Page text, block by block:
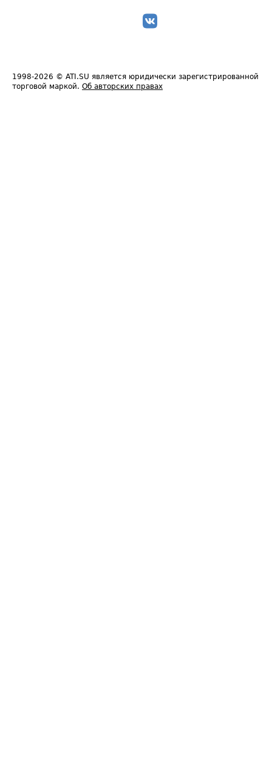
1998-2026 © ATI.SU является юридически зарегистрированной
торговой маркой. Об авторских правах